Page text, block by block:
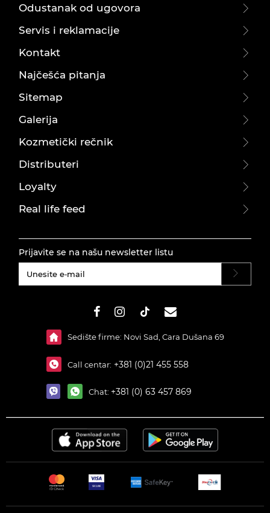
Odustanak od ugovora
Servis i reklamacije
Kontakt
Najčešća pitanja
Sitemap
Galerija
Kozmetički rečnik
Distributeri
Loyalty
Real life feed
Prijavite se na našu newsletter listu
Sedište firme: Novi Sad, Cara Dušana 69
Call centar: +381 (0)21 455 558
Chat: +381 (0) 63 457 869